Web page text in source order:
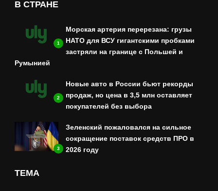
В СТРАНЕ
1
Морская артерия перерезана: грузы
НАТО для ВСУ гигантскими пробками
застряли на границе с Польшей и
Румынией
2
Новые авто в России бьют рекорды
продаж, но цена в 3,5 млн оставляет
покупателей без выбора
3
Зеленский пожаловался на сильное
сокращение поставок средств ПРО в
2026 году
ТЕМА